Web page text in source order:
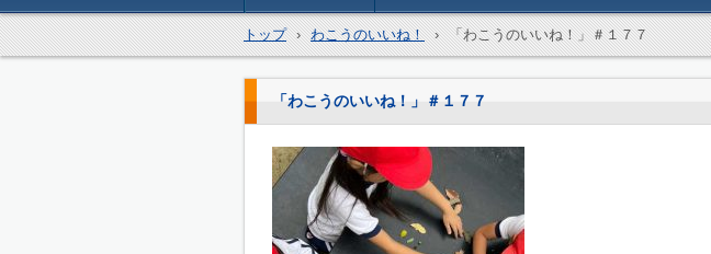
トップ › わこうのいいね！ › 「わこうのいいね！」＃１７７
「わこうのいいね！」＃１７７